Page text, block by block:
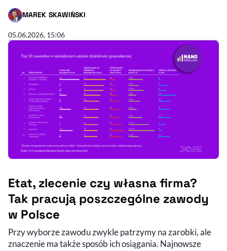
MAREK SKAWIŃSKI
- AUTOR ARTYKUŁU - PROFIL
05.06.2026, 15:06
Etat, zlecenie czy własna firma?
Tak pracują poszczególne zawody
w Polsce
Przy wyborze zawodu zwykle patrzymy na zarobki, ale
znaczenie ma także sposób ich osiągania. Najnowsze